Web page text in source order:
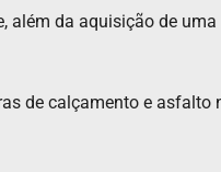
da aquisição de
de calçamento e asfalto